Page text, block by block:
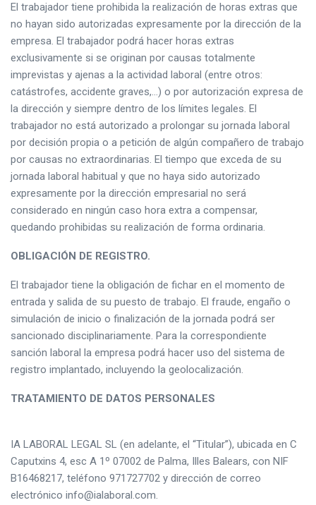
El trabajador tiene prohibida la realización de horas extras que
no hayan sido autorizadas expresamente por la dirección de la
empresa. El trabajador podrá hacer horas extras
exclusivamente si se originan por causas totalmente
imprevistas y ajenas a la actividad laboral (entre otros:
catástrofes, accidente graves,…) o por autorización expresa de
la dirección y siempre dentro de los límites legales. El
trabajador no está autorizado a prolongar su jornada laboral
por decisión propia o a petición de algún compañero de trabajo
por causas no extraordinarias. El tiempo que exceda de su
jornada laboral habitual y que no haya sido autorizado
expresamente por la dirección empresarial no será
considerado en ningún caso hora extra a compensar,
quedando prohibidas su realización de forma ordinaria.
OBLIGACIÓN DE REGISTRO.
El trabajador tiene la obligación de fichar en el momento de
entrada y salida de su puesto de trabajo. El fraude, engaño o
simulación de inicio o finalización de la jornada podrá ser
sancionado disciplinariamente. Para la correspondiente
sanción laboral la empresa podrá hacer uso del sistema de
registro implantado, incluyendo la geolocalización.
TRATAMIENTO DE DATOS PERSONALES
IA LABORAL LEGAL SL (en adelante, el “Titular”), ubicada en C
Caputxins 4, esc A 1º 07002 de Palma, Illes Balears, con NIF
B16468217, teléfono 971727702 y dirección de correo
electrónico info@ialaboral.com.